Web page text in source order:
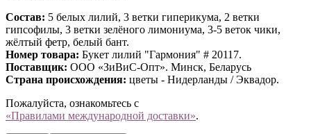
Состав: 5 белых лилий, 3 ветки гиперикума, 2 ветки
гипсофилы, 3 ветки зелёного лимониума, 3-5 веток чики,
жёлтый фетр, белый бант.
Номер товара: Букет лилий "Гармония" # 20117.
Поставщик: ООО «ЗиВиС-Опт». Минск, Беларусь
Страна происхождения: цветы - Нидерланды / Эквадор.
Пожалуйста, ознакомьтесь с
«Правилами международной доставки».